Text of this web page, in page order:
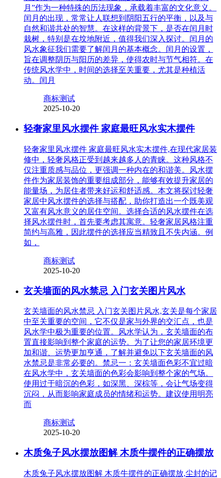
月”作为一种特殊的历法现象，承载着丰富的文化意义。
闰月的出现，常常让人联想到阴阳五行的平衡，以及与
自然和谐共处的智慧。在这样的背景下，是否在闰月时
栽树，特别是在坟地附近，值得我们深入探讨。闰月的
风水象征我们需要了解闰月的基本概念。闰月的设置，
旨在调整阴历与阳历的差异，使得农时与节气相符。在
传统风水学中，时间的选择至关重要，尤其是种植活
动。闰月
商标测试
2025-10-20
轻奢家里风水摆件 家庭最旺风水实木摆件
轻奢家里风水摆件 家庭最旺风水实木摆件,在现代家居装
修中，轻奢风格正受到越来越多人的青睐。这种风格不
仅注重质感与品位，更强调一种内在的和谐美。风水摆
件作为家居装饰的重要组成部分，能够有效提升家居的
能量场，为居住者带来好运和舒适感。本文将探讨轻奢
家居中风水摆件的选择与搭配，助你打造出一个既美观
又富有风水意义的居住空间。选择合适的风水摆件在选
择风水摆件时，首先要考虑其寓意。轻奢家居风格注重
简约与高雅，因此摆件的选择应当精致且不失内涵。例
如，
商标测试
2025-10-20
玄关墙面的风水禁忌 入门玄关图片风水
玄关墙面的风水禁忌 入门玄关图片风水,玄关是每个家居
中至关重要的空间，它不仅是家与外界的交汇点，也是
风水学中极为重要的位置。风水学认为，玄关墙面的布
置直接影响到整个家庭的运势。为了让您的家居环境更
加和谐、运势更加亨通，了解并避免以下玄关墙面的风
水禁忌是非常必要的。禁忌一：玄关墙面色彩不宜过暗
在风水学中，玄关墙面的色彩会影响到整个家的气场。
使用过于暗沉的色彩，如深黑、深棕等，会让气场变得
沉闷，从而影响家庭成员的情绪和运势。建议使用明亮
而
商标测试
2025-10-20
木质兔子风水摆放图解 木质牛摆件的正确摆放
木质兔子风水摆放图解 木质牛摆件的正确摆放,尘封的记